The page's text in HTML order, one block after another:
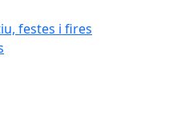
festes i fires